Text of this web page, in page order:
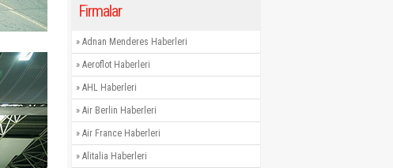
Firmalar
» Adnan Menderes Haberleri
» Aeroflot Haberleri
» AHL Haberleri
» Air Berlin Haberleri
» Air France Haberleri
» Alitalia Haberleri